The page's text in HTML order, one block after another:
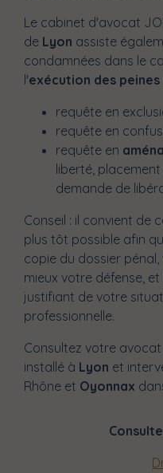
Le cabinet d'avocat
de Lyon assiste
condamnées dans le
l'exécution des peines
requête en
requête en
requête en
liberté,
demande de
Conseil : il convient de
plus tôt possible afin
copie du dossier
mieux votre défense,
justifiant de votre
professionnelle.
Consultez votre
installéà Lyon et
Rhône et Oyonnax